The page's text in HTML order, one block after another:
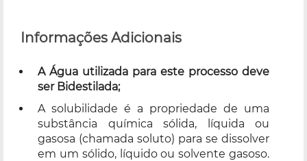
Informações Adicionais
A Água utilizada para este processo deve
ser Bidestilada;
A solubilidade é a propriedade de uma
substância química sólida, líquida ou
gasosa (chamada soluto) para se dissolver
em um sólido, líquido ou solvente gasoso.